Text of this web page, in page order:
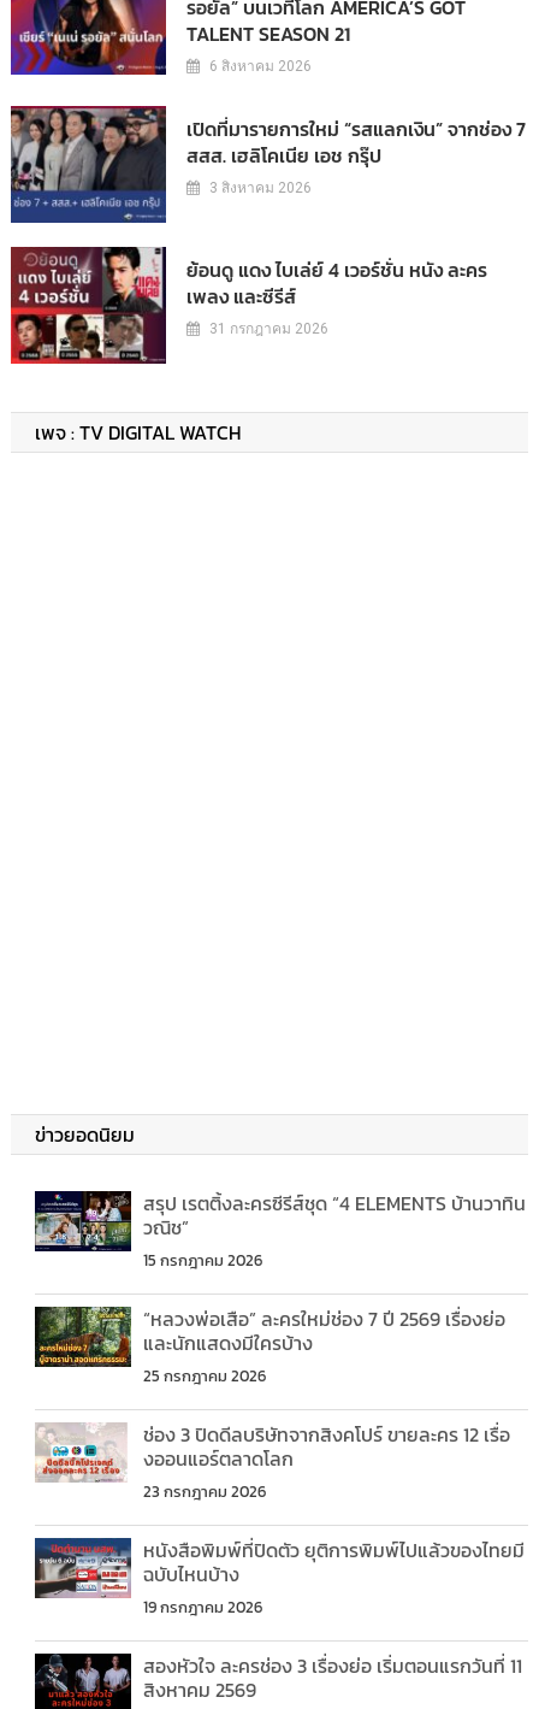
รอยัล” บนเวทีโลก AMERICA’S GOT
TALENT SEASON 21
6 สิงหาคม 2026
เปิดที่มารายการใหม่ “รสแลกเงิน” จากช่อง 7
สสส. เฮลิโคเนีย เอช กรุ๊ป
3 สิงหาคม 2026
ย้อนดู แดง ไบเล่ย์ 4 เวอร์ชั่น หนัง ละคร
เพลง และซีรีส์
31 กรกฎาคม 2026
เพจ : TV DIGITAL WATCH
ข่าวยอดนิยม
สรุป เรตติ้งละครซีรีส์ชุด “4 ELEMENTS บ้านวาทิน
วณิช”
15 กรกฎาคม 2026
“หลวงพ่อเสือ” ละครใหม่ช่อง 7 ปี 2569 เรื่องย่อ
และนักแสดงมีใครบ้าง
25 กรกฎาคม 2026
ช่อง 3 ปิดดีลบริษัทจากสิงคโปร์ ขายละคร 12 เรื่อ
งออนแอร์ตลาดโลก
23 กรกฎาคม 2026
หนังสือพิมพ์ที่ปิดตัว ยุติการพิมพ์ไปแล้วของไทยมี
ฉบับไหนบ้าง
19 กรกฎาคม 2026
สองหัวใจ ละครช่อง 3 เรื่องย่อ เริ่มตอนแรกวันที่ 11
สิงหาคม 2569